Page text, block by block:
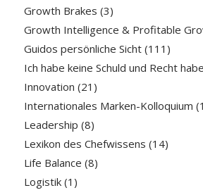
Growth Brakes (3)
Growth Intelligence & Profitable
Guidos persönliche Sicht(111)
Ich habe keine Schuld und Recht
Innovation (21)
Internationales Marken-Kolloquium
Leadership (8)
Lexikon des Chefwissens (14)
Life Balance (8)
Logistik(1)